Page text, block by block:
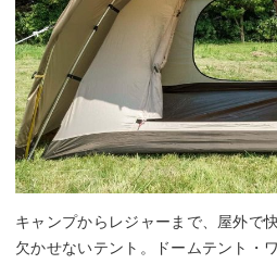
キャンプからレジャーまで、屋外で
欠かせないテント。ドームテント・